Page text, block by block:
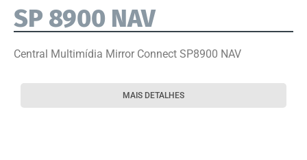
SP 8900 NAV
Central Multimídia Mirror Connect SP8900 NAV
MAIS DETALHES